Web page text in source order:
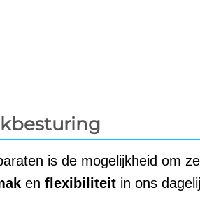
is de mogelijkheid om
en flexibiliteit in ons